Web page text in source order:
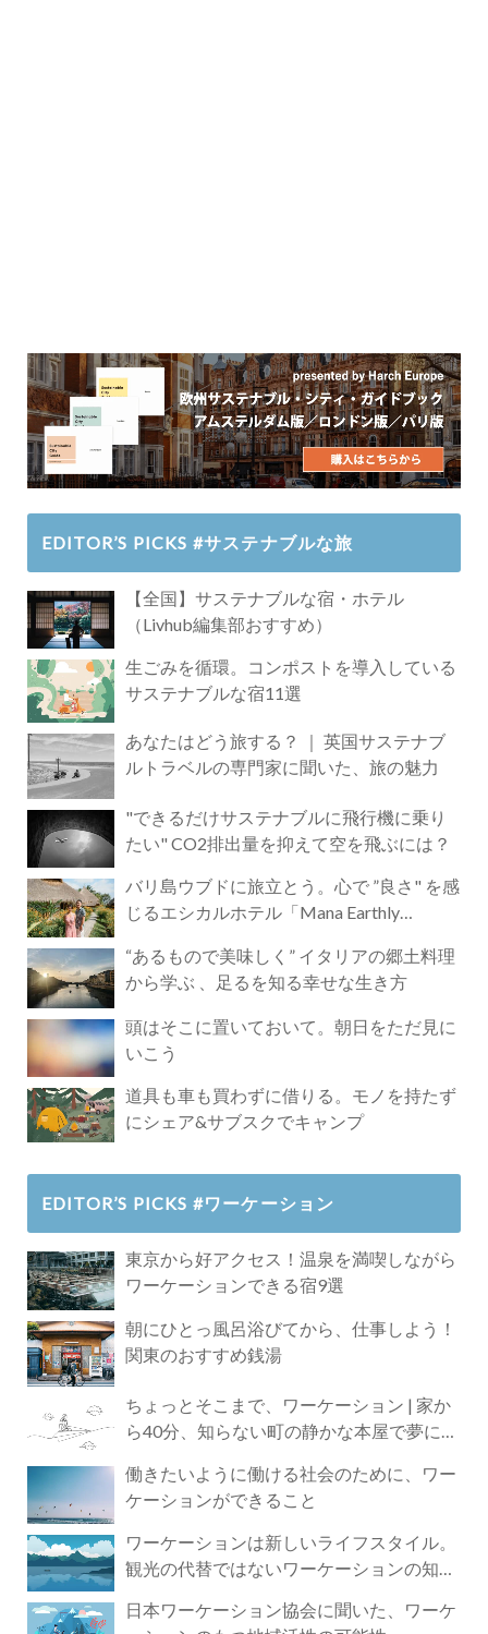
EDITOR’S PICKS #サステナブルな旅
【全国】サステナブルな宿・ホテル
（Livhub編集部おすすめ）
生ごみを循環。コンポストを導入している
サステナブルな宿11選
あなたはどう旅する？ ｜ 英国サステナブ
ルトラベルの専門家に聞いた、旅の魅力
"できるだけサステナブルに飛行機に乗り
たい" CO2排出量を抑えて空を飛ぶには？
バリ島ウブドに旅立とう。心で ”良さ" を感
じるエシカルホテル「Mana Earthly
“あるもので美味しく” イタリアの郷土料理
から学ぶ 、足るを知る幸せな生き方
頭はそこに置いておいて。朝日をただ見に
いこう
道具も車も買わずに借りる。モノを持たず
にシェア&サブスクでキャンプ
EDITOR’S PICKS #ワーケーション
東京から好アクセス！温泉を満喫しながら
ワーケーションできる宿9選
朝にひとっ風呂浴びてから、仕事しよう！
関東のおすすめ銭湯
ちょっとそこまで、ワーケーション | 家か
ら40分、知らない町の静かな本屋で夢に近
働きたいように働ける社会のために、ワー
ケーションができること
ワーケーションは新しいライフスタイル。
観光の代替ではないワーケーションの知ら
日本ワーケーション協会に聞いた、ワーケ